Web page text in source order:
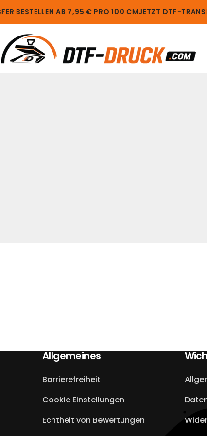
BESTELLEN AB 7,95 € PRO 100 CMJETZT DTF-
Allgemeines
Barrierefreiheit
Cookie Einstellungen
Echtheit von Bewertungen